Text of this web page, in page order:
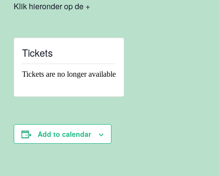
Klik hieronder op de +
Tickets
Tickets are no longer available
Add to calendar